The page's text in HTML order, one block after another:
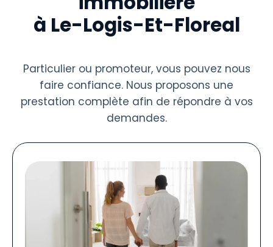
à Le-Logis-Et-Floreal
Particulier ou promoteur, vous pouvez nous
faire confiance. Nous proposons une
prestation complète afin de répondre à vos
demandes.